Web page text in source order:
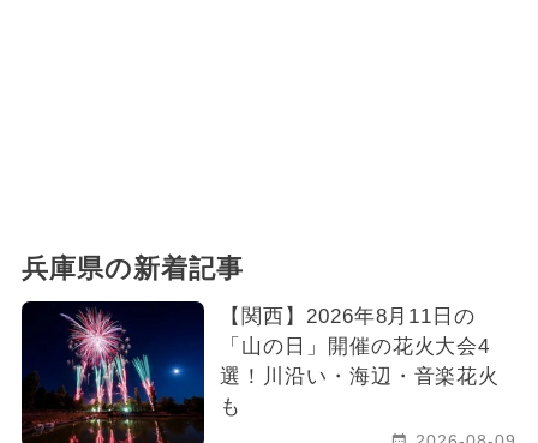
兵庫県の新着記事
【関西】2026年8月11日の
「山の日」開催の花火大会4
選！川沿い・海辺・音楽花火
も